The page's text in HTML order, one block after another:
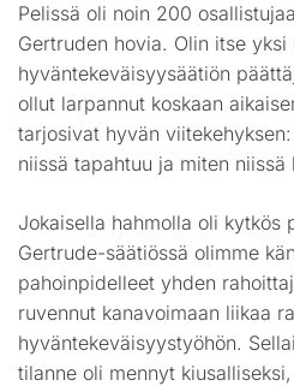
Pelissä oli noin 200
Gertruden hovia. Olin itse yksi
hyväntekeväisyysäätiön
ollut larpannut koskaan
tarjosivat hyvän
niissä tapahtuu ja miten niissä
Jokaisella hahmolla oli kytkös
Gertrude-säätiössä olimme
pahoinpidelleet yhden
ruvennut kanavoimaan liikaa
hyväntekeväisyystyöhön.
tilanne oli mennyt